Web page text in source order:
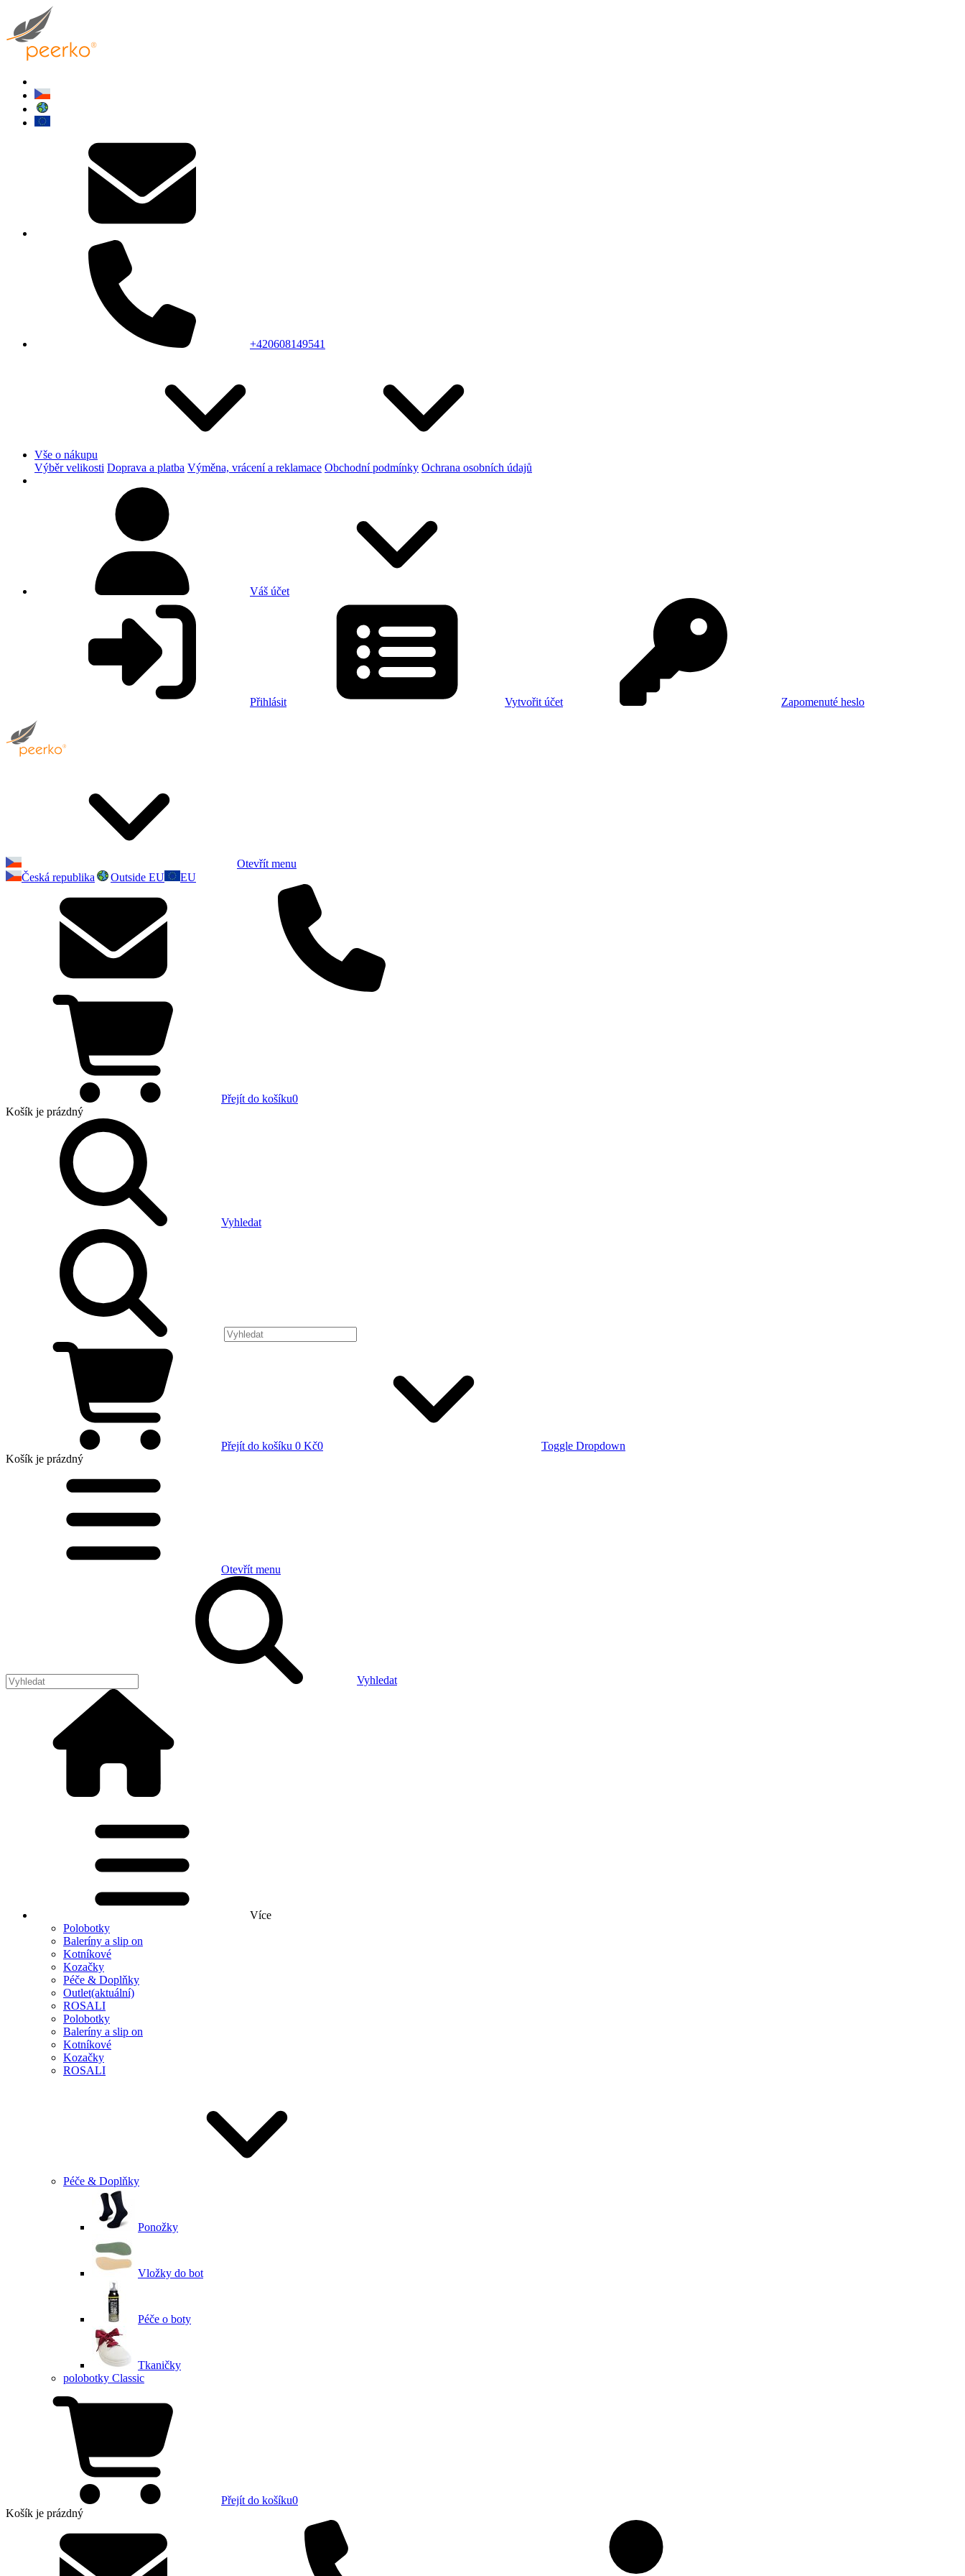
+420608149541
Vše o nákupu
Výběr velikosti Doprava a platba Výměna, vrácení a reklamace Obchodní podmínky Ochrana osobních údajů
Váš účet
Přihlásit Vytvořit účet Zapomenuté heslo
Otevřít menu
Česká republika
Outside EU EU
Přejít do košíku0
Košík je prázdný
Vyhledat
Přejít do košíku 0 Kč0
Toggle Dropdown
Košík je prázdný
Otevřít menu
Vyhledat
Více
Polobotky
Baleríny a slip on
Kotníkové
Kozačky
Péče & Doplňky
Outlet(aktuální)
ROSALI
Polobotky
Baleríny a slip on
Kotníkové
Kozačky
ROSALI
Péče & Doplňky
Ponožky
Vložky do bot
Péče o boty
Tkaničky
polobotky Classic
Přejít do košíku0
Košík je prázdný